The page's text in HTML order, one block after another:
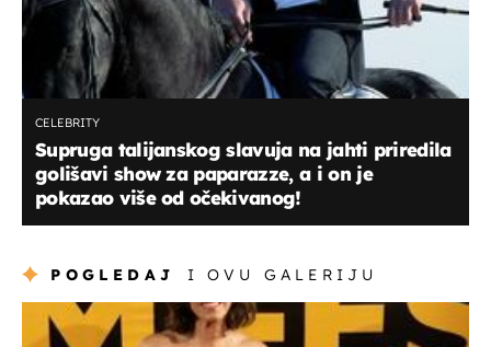
CELEBRITY
Supruga talijanskog slavuja na jahti priredila
golišavi show za paparazze, a i on je
pokazao više od očekivanog!
POGLEDAJ I OVU GALERIJU